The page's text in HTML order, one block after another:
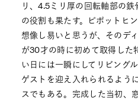
リ、4.5ミリ厚の回転軸部の
の役割も果たす。ピポットヒ
想像し易いと思うが、そのデ
が30才の時に初めて取得した
い日には一瞬にしてリビング
ゲストを迎え入れられるよう
スでもある。完成した当初、